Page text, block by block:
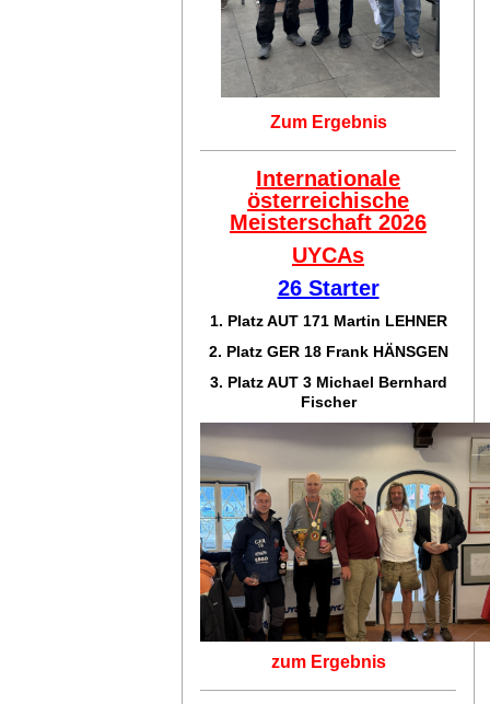
Zum Ergebnis
Internationale
österreichische
Meisterschaft 2026
UYCAs
26 Starter
1. Platz AUT 171 Martin LEHNER
2. Platz GER 18 Frank HÄNSGEN
3. Platz AUT 3 Michael Bernhard
Fischer
zum Ergebnis